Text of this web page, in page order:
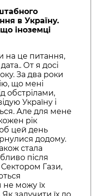
в Україну.
іноземці
на це питання,
От я досі
За два роки
що мені
обстрілами,
Україну і
Але для мене
рік
цей день
додому.
стала
після
Сектором Гази,
не можу їх